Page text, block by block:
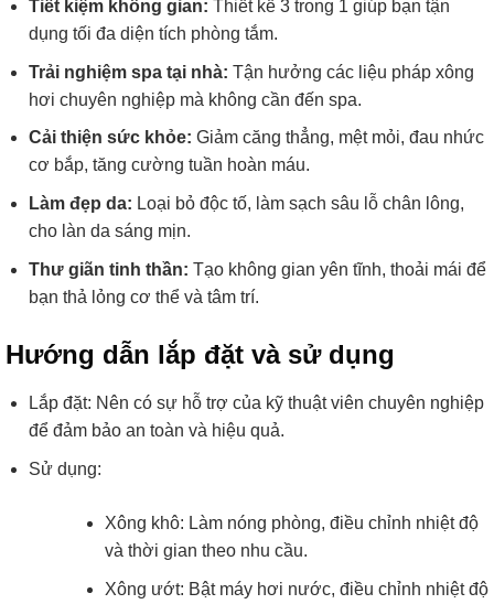
Tiết kiệm không gian: Thiết kế 3 trong 1 giúp bạn tận
dụng tối đa diện tích phòng tắm.
Trải nghiệm spa tại nhà: Tận hưởng các liệu pháp xông
hơi chuyên nghiệp mà không cần đến spa.
Cải thiện sức khỏe: Giảm căng thẳng, mệt mỏi, đau nhức
cơ bắp, tăng cường tuần hoàn máu.
Làm đẹp da: Loại bỏ độc tố, làm sạch sâu lỗ chân lông,
cho làn da sáng mịn.
Thư giãn tinh thần: Tạo không gian yên tĩnh, thoải mái để
bạn thả lỏng cơ thể và tâm trí.
Hướng dẫn lắp đặt và sử dụng
Lắp đặt: Nên có sự hỗ trợ của kỹ thuật viên chuyên nghiệp
để đảm bảo an toàn và hiệu quả.
Sử dụng:
Xông khô: Làm nóng phòng, điều chỉnh nhiệt độ
và thời gian theo nhu cầu.
Xông ướt: Bật máy hơi nước, điều chỉnh nhiệt độ